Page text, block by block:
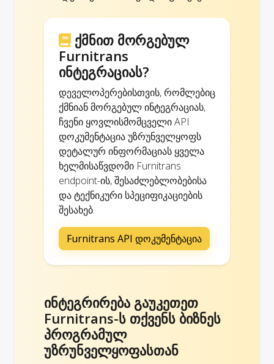
ქმნით მორგებულ
Furnitrans
ინტეგრაციას?
დეველოპერებისთვის, რომლებიც
ქმნიან მორგებულ ინტეგრაციას,
ჩვენი ყოვლისმომცველი API
დოკუმენტაცია უზრუნველყოფს
დეტალურ ინფორმაციას ყველა
ხელმისაწვდომი Furnitrans
endpoint-ის, შესაძლებლობებისა
და ტექნიკური სპეციფიკაციების
შესახებ.
Furnitrans API დოკუმენტაცია
ინტეგრირება გაუკეთეთ
Furnitrans-ს თქვენს ბიზნეს
პროგრამულ
უზრუნველყოფასთან